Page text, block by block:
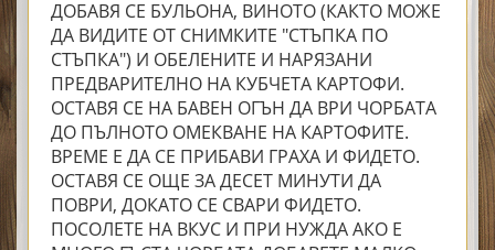
ДОБАВЯ СЕ БУЛЬОНА, ВИНОТО (КАКТО МОЖЕ
ДА ВИДИТЕ ОТ СНИМКИТЕ "СТЪПКА ПО
СТЪПКА") И ОБЕЛЕНИТЕ И НАРЯЗАНИ
ПРЕДВАРИТЕЛНО НА КУБЧЕТА КАРТОФИ.
ОСТАВЯ СЕ НА БАВЕН ОГЪН ДА ВРИ ЧОРБАТА
ДО ПЪЛНОТО ОМЕКВАНЕ НА КАРТОФИТЕ.
ВРЕМЕ Е ДА СЕ ПРИБАВИ ГРАХА И ФИДЕТО.
ОСТАВЯ СЕ ОЩЕ ЗА ДЕСЕТ МИНУТИ ДА
ПОВРИ, ДОКАТО СЕ СВАРИ ФИДЕТО.
ПОСОЛЕТЕ НА ВКУС И ПРИ НУЖДА АКО Е